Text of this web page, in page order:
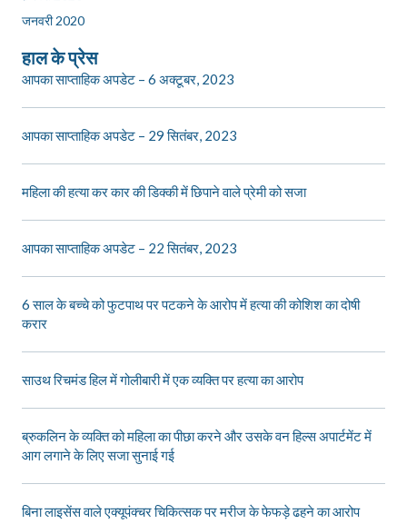
जनवरी 2020
हाल के प्रेस
आपका साप्ताहिक अपडेट – 6 अक्टूबर, 2023
आपका साप्ताहिक अपडेट – 29 सितंबर, 2023
महिला की हत्या कर कार की डिक्की में छिपाने वाले प्रेमी को सजा
आपका साप्ताहिक अपडेट – 22 सितंबर, 2023
6 साल के बच्चे को फुटपाथ पर पटकने के आरोप में हत्या की कोशिश का दोषी
करार
साउथ रिचमंड हिल में गोलीबारी में एक व्यक्ति पर हत्या का आरोप
ब्रुकलिन के व्यक्ति को महिला का पीछा करने और उसके वन हिल्स अपार्टमेंट में
आग लगाने के लिए सजा सुनाई गई
बिना लाइसेंस वाले एक्यूपंक्चर चिकित्सक पर मरीज के फेफड़े ढहने का आरोप